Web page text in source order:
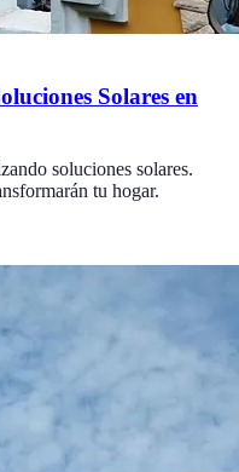
Solares en
soluciones solares.
tu hogar.